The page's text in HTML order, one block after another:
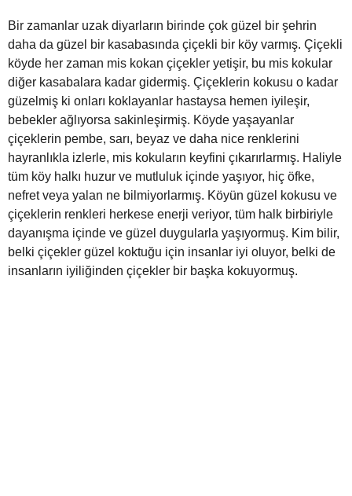
Bir zamanlar uzak diyarların birinde çok güzel bir şehrin
daha da güzel bir kasabasında çiçekli bir köy varmış. Çiçekli
köyde her zaman mis kokan çiçekler yetişir, bu mis kokular
diğer kasabalara kadar gidermiş. Çiçeklerin kokusu o kadar
güzelmiş ki onları koklayanlar hastaysa hemen iyileşir,
bebekler ağlıyorsa sakinleşirmiş. Köyde yaşayanlar
çiçeklerin pembe, sarı, beyaz ve daha nice renklerini
hayranlıkla izlerle, mis kokuların keyfini çıkarırlarmış. Haliyle
tüm köy halkı huzur ve mutluluk içinde yaşıyor, hiç öfke,
nefret veya yalan ne bilmiyorlarmış. Köyün güzel kokusu ve
çiçeklerin renkleri herkese enerji veriyor, tüm halk birbiriyle
dayanışma içinde ve güzel duygularla yaşıyormuş. Kim bilir,
belki çiçekler güzel koktuğu için insanlar iyi oluyor, belki de
insanların iyiliğinden çiçekler bir başka kokuyormuş.